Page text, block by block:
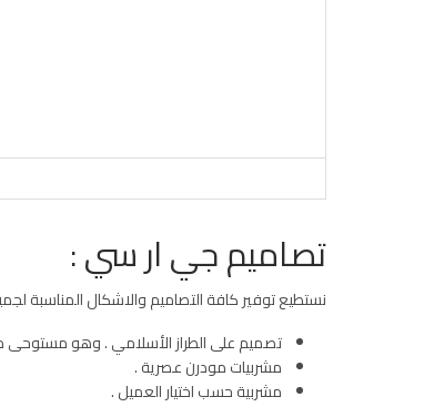
تصاميم جي ار سي :
نستطيع توفير كافة التصاميم والاشكال المناسبة
تصميم على الطراز الأسلامي . وهو مستوحى
مشربيات مودرن عصرية .
مشربية حسب اختيار العميل .